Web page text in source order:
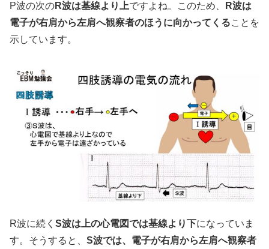
P波の次のR波は基線より上ですよね。このため、
R波は
電子が右肩から左肩へ観察者のほうに向かってくることを
示しています。
R波に続く S波は上の心電図では基線より下になっていま
す。そうすると、 S波では、電子が右肩から左肩へ観察者